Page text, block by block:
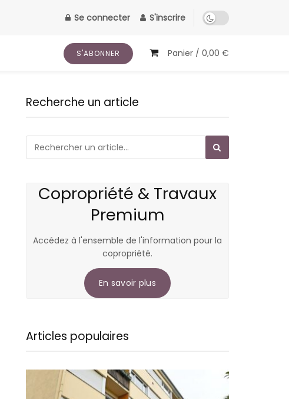
Se connecter S'inscrire
S'ABONNER Panier / 0,00 €
Recherche un article
Copropriété & Travaux
Premium
Accédez à l'ensemble de l'information pour la
copropriété.
En savoir plus
Articles populaires